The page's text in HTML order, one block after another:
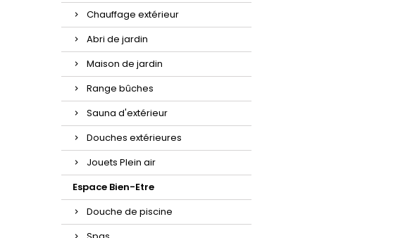
Chauffage extérieur
Abri de jardin
Maison de jardin
Range bûches
Sauna d'extérieur
Douches extérieures
Jouets Plein air
Espace Bien-Etre
Douche de piscine